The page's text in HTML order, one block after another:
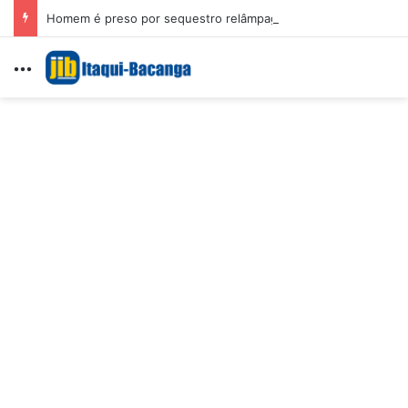
Menu